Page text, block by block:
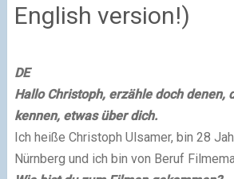
English version!)
DE
Hallo Christoph, erzähle doch denen,
kennen, etwas über dich.
Ich heiße Christoph Ulsamer, bin 28
Nürnberg und ich bin von Beruf